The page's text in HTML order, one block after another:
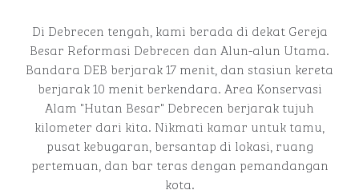
Di Debrecen tengah, kami berada di dekat Gereja
Besar Reformasi Debrecen dan Alun-alun Utama.
Bandara DEB berjarak 17 menit, dan stasiun kereta
berjarak 10 menit berkendara. Area Konservasi
Alam "Hutan Besar" Debrecen berjarak tujuh
kilometer dari kita. Nikmati kamar untuk tamu,
pusat kebugaran, bersantap di lokasi, ruang
pertemuan, dan bar teras dengan pemandangan
kota.